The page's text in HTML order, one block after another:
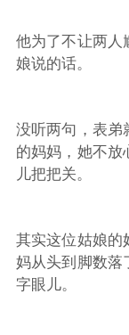
他为了不让两人
娘说的话。
没听两句，表弟
的妈妈，她不放
儿把把关。
其实这位姑娘的
妈从头到脚数落
字眼儿。